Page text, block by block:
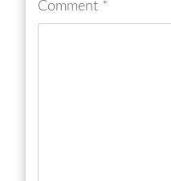
Comment *